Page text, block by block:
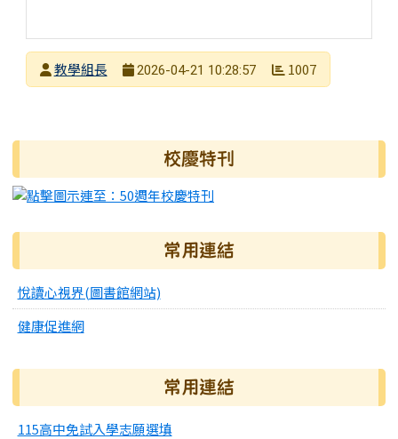
發布者
教學組長
2026-04-21 10:28:57 1007
右邊區域內容 校慶特刊
常用連結
悅讀心視界(圖書館網站)
健康促進網
常用連結
115高中免試入學志願選填